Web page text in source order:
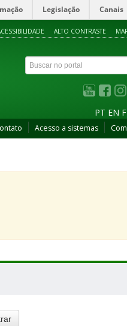
Legislação Canais
ALTO CONTRASTE
PT EN
Acesso a sistemas